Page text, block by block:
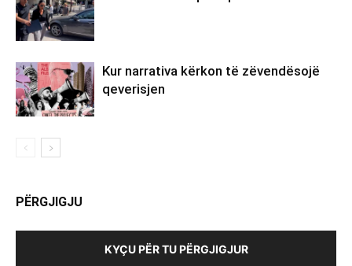
Kur narrativa kërkon të zëvendësojë
qeverisjen
PËRGJIGJU
KYÇU PËR TU PËRGJIGJUR